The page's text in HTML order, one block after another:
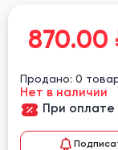
870.00
Продано: 0
Нет в наличии
При оплате